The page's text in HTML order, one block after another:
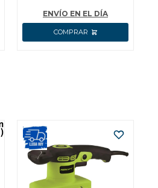
ENVÍO EN EL DÍA